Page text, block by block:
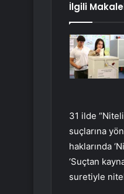
İlgili
31 ilde
suçlarına
haklarında
‘Suçtan
suretiyle